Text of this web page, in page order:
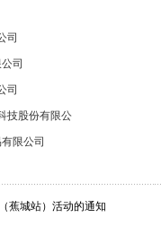
司
股份有限公
限公司
蕉城站）活动的通知